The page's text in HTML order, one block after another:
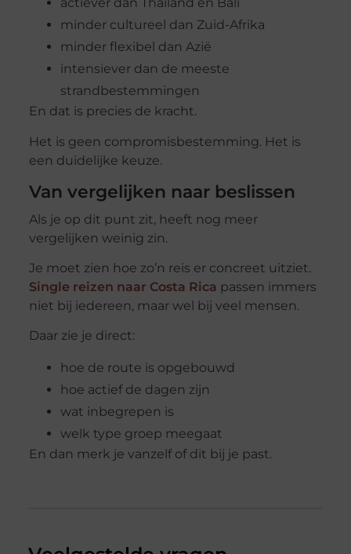
minder cultureel dan Zuid-Afrika
minder flexibel dan Azië
intensiever dan de meeste
strandbestemmingen
En dat is precies de kracht.
Het is geen compromisbestemming. Het is
een duidelijke keuze.
Van vergelijken naar beslissen
Als je op dit punt zit, heeft nog meer
vergelijken weinig zin.
Je moet zien hoe zo’n reis er concreet uitziet.
Single reizen naar Costa Rica passen immers
niet bij iedereen, maar wel bij veel mensen.
Daar zie je direct:
hoe de route is opgebouwd
hoe actief de dagen zijn
wat inbegrepen is
welk type groep meegaat
En dan merk je vanzelf of dit bij je past.